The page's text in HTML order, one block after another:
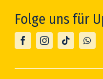
Folge uns für